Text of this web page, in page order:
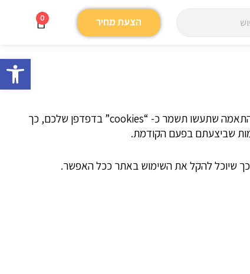
הצעת מחיר 0 עגלת
באתר זה בוצעו עבודות הנגשה בהתאם לתקן WCAG 2.0 לרמה AA, ואנו עושים כמיטב יכולתינו על מנת לדאוג שישאר נגיש בכל זמן. כל התאמה שתעשו תשמר כ- “cookies” בדפדפן שלכם, כך
שביצעתם בפעם הקודמת.
כך שיוכל להקל את השימוש באתר ככל האפשר.
פתח